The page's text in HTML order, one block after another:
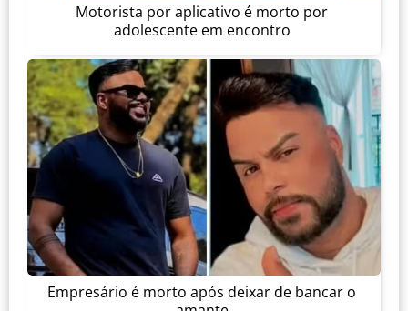
Motorista por aplicativo é morto por
adolescente em encontro
Empresário é morto após deixar de bancar o